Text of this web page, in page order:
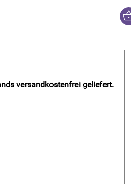
versandkostenfrei geliefert.